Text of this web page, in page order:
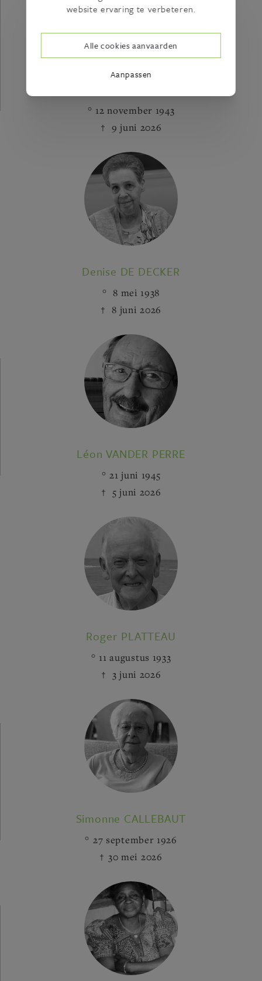
12 november 1943
9 juni 2026
Denise DE DECKER
8 mei 1938
8 juni 2026
Léon VANDER PERRE
21 juni 1945
5 juni 2026
Roger PLATTEAU
11 augustus 1933
3 juni 2026
Simonne CALLEBAUT
27 september 1926
30 mei 2026
website ervaring te verbeteren.
Alle cookies aanvaarden
Aanpassen